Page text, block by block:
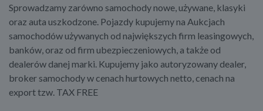
Sprowadzamy zarówno samochody nowe, używane, klasyki
oraz auta uszkodzone. Pojazdy kupujemy na Aukcjach
samochodów używanych od największych firm leasingowych,
banków, oraz od firm ubezpieczeniowych, a także od
dealerów danej marki. Kupujemy jako autoryzowany dealer,
broker samochody w cenach hurtowych netto, cenach na
export tzw. TAX FREE